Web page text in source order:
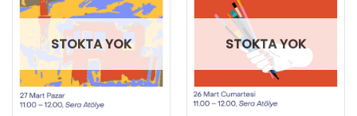
STOKTA YOK STOKTA YOK